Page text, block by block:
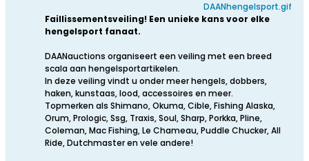
DAANhengelsport.gif
Faillissementsveiling! Een unieke kans voor elke
hengelsport fanaat.
DAANauctions organiseert een veiling met een breed
scala aan hengelsportartikelen.
In deze veiling vindt u onder meer hengels, dobbers,
haken, kunstaas, lood, accessoires en meer.
Topmerken als Shimano, Okuma, Cible, Fishing Alaska,
Orum, Prologic, Ssg, Traxis, Soul, Sharp, Porkka, Pline,
Coleman, Mac Fishing, Le Chameau, Puddle Chucker, All
Ride, Dutchmaster en vele andere!